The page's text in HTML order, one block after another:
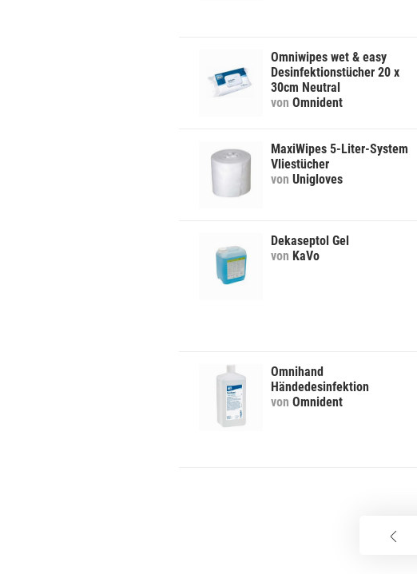
Omniwipes wet & easy
Desinfektionstücher 20 x
30cm Neutral
von Omnident
MaxiWipes 5-Liter-System
Vliestücher
von Unigloves
Dekaseptol Gel
von KaVo
Omnihand
Händedesinfektion
von Omnident